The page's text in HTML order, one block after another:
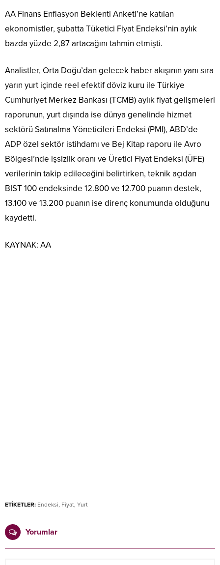
AA Finans Enflasyon Beklenti Anketi’ne katılan
ekonomistler, şubatta Tüketici Fiyat Endeksi’nin aylık
bazda yüzde 2,87 artacağını tahmin etmişti.
Analistler, Orta Doğu’dan gelecek haber akışının yanı sıra
yarın yurt içinde reel efektif döviz kuru ile Türkiye
Cumhuriyet Merkez Bankası (TCMB) aylık fiyat gelişmeleri
raporunun, yurt dışında ise dünya genelinde hizmet
sektörü Satınalma Yöneticileri Endeksi (PMI), ABD’de
ADP özel sektör istihdamı ve Bej Kitap raporu ile Avro
Bölgesi’nde işsizlik oranı ve Üretici Fiyat Endeksi (ÜFE)
verilerinin takip edileceğini belirtirken, teknik açıdan
BIST 100 endeksinde 12.800 ve 12.700 puanın destek,
13.100 ve 13.200 puanın ise direnç konumunda olduğunu
kaydetti.
KAYNAK: AA
ETİKETLER: Endeksi, Fiyat, Yurt
Yorumlar